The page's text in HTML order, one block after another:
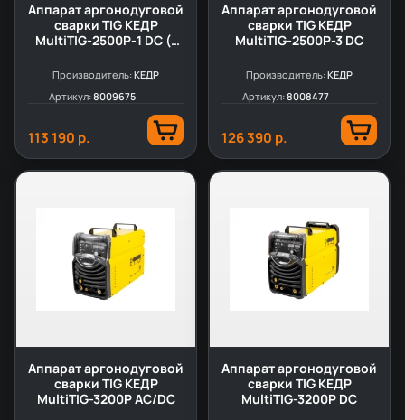
Аппарат аргонодуговой
сварки TIG КЕДР
MultiTIG-2500P-1 DC (с
Производитель:КЕДР
Артикул:8009675
113 190 р.
Аппарат аргонодуговой
сварки TIG КЕДР
MultiTIG-2500P-3 DC
Производитель:КЕДР
Артикул:8008477
126 390 р.
Аппарат аргонодуговой
сварки TIG КЕДР
MultiTIG-3200P AC/DC
Аппарат аргонодуговой
сварки TIG КЕДР
MultiTIG-3200P DC